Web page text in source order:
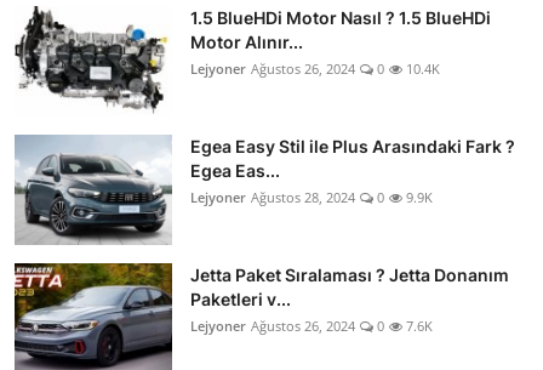
İkinci El & Ekspertiz
Muayene & Emisyon
Trafik Cezaları & Mevzuat
Ehliyet & Ruhsat İşlemleri
Sigorta & Kasko
Yakıt, LPG & Elektrikli
1.5 BlueHDi Motor Nasıl ? 1.5 BlueHDi
Motor Alınır...
Lejyoner Ağustos 26, 2024 0 10.4K
Egea Easy Stil ile Plus Arasındaki Fark ?
Egea Eas...
Lejyoner Ağustos 28, 2024 0 9.9K
Jetta Paket Sıralaması ? Jetta Donanım
Paketleri v...
Lejyoner Ağustos 26, 2024 0 7.6K